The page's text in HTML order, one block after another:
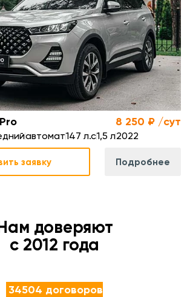
8 250 ₽ /сут
автомат147 л.с1,5 л2022
заявку Подробнее
доверяют
с 2012 года
34504 договоров